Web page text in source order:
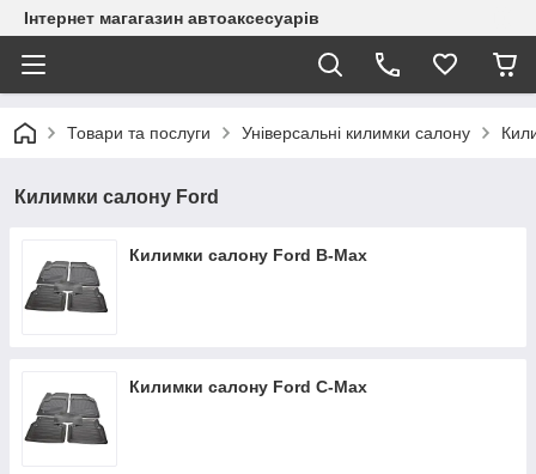
Інтернет магагазин автоаксесуарів
Товари та послуги Універсальні килимки салону
Килимки салону Ford
Килимки салону Ford B-Max
Килимки салону Ford C-Max